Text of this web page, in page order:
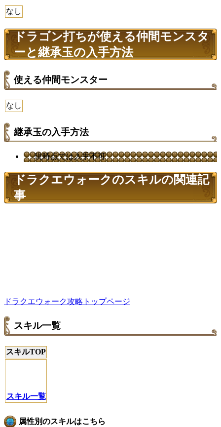
なし
ドラゴン打ちが使える仲間モンスタ
ーと継承玉の入手方法
使える仲間モンスター
なし
継承玉の入手方法
現時点では入手不可
ドラクエウォークのスキルの関連記
事
ドラクエウォーク攻略トップページ
スキル一覧
スキルTOP
スキル一覧
属性別のスキルはこちら